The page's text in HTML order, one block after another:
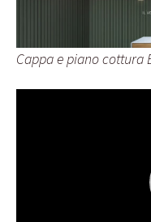
Cappa e piano cottura